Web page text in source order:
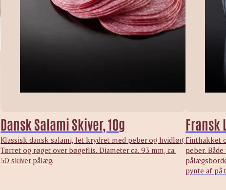
Dansk Salami Skiver, 10g
Klassisk dansk salami, let krydret med peber og hvidløg.
Tørret og røget over bøgeflis. Diameter ca. 93 mm, ca.
50 skiver pålæg.
Fransk
Finthakket
peber.
pynte af på